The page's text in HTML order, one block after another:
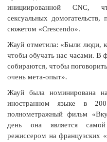
инициированной CNC,
сексуальных
сюжетом «Crescendo».
Жауй отметила: «Были люди,
чтобы обучать нас часами. В
собираются, чтобы
очень мета-опыт».
Жауй была номинирована
иностранном языке в
полнометражный фильм
день она является
режиссером на французских